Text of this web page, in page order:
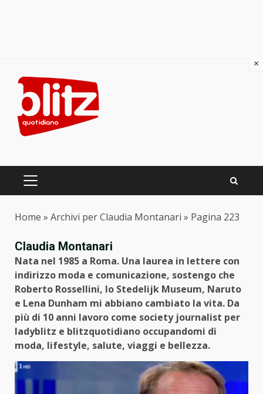
content
PRIMARY
Home » Archivi per Claudia Montanari » Pagina 223
Claudia Montanari
Nata nel 1985 a Roma. Una laurea in lettere con
indirizzo moda e comunicazione, sostengo che
Roberto Rossellini, lo Stedelijk Museum, Naruto
e Lena Dunham mi abbiano cambiato la vita. Da
più di 10 anni lavoro come society journalist per
ladyblitz e blitzquotidiano occupandomi di
moda, lifestyle, salute, viaggi e bellezza.
×